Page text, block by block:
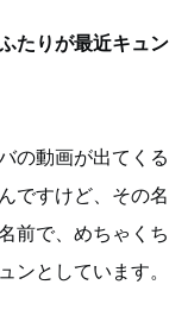
たりが最近キュン
の動画が出てくる
ですけど、その名
前で、めちゃくち
ンとしています。